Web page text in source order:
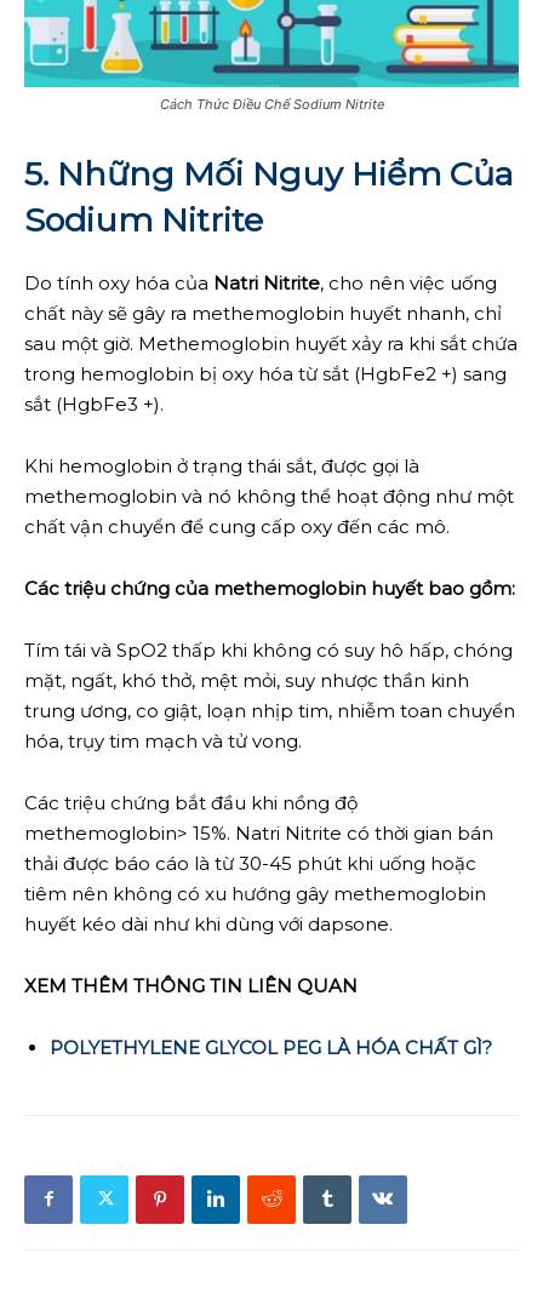
Cách Thức Điều Chế Sodium Nitrite
5. Những Mối Nguy Hiểm Của
Sodium Nitrite
Do tính oxy hóa của Natri Nitrite, cho nên việc uống
chất này sẽ gây ra methemoglobin huyết nhanh, chỉ
sau một giờ. Methemoglobin huyết xảy ra khi sắt chứa
trong hemoglobin bị oxy hóa từ sắt (HgbFe2 +) sang
sắt (HgbFe3 +).
Khi hemoglobin ở trạng thái sắt, được gọi là
methemoglobin và nó không thể hoạt động như một
chất vận chuyển để cung cấp oxy đến các mô.
Các triệu chứng của methemoglobin huyết bao gồm:
Tím tái và SpO2 thấp khi không có suy hô hấp, chóng
mặt, ngất, khó thở, mệt mỏi, suy nhược thần kinh
trung ương, co giật, loạn nhịp tim, nhiễm toan chuyển
hóa, trụy tim mạch và tử vong.
Các triệu chứng bắt đầu khi nồng độ
methemoglobin> 15%. Natri Nitrite có thời gian bán
thải được báo cáo là từ 30-45 phút khi uống hoặc
tiêm nên không có xu hướng gây methemoglobin
huyết kéo dài như khi dùng với dapsone.
XEM THÊM THÔNG TIN LIÊN QUAN
POLYETHYLENE GLYCOL PEG LÀ HÓA CHẤT GÌ?